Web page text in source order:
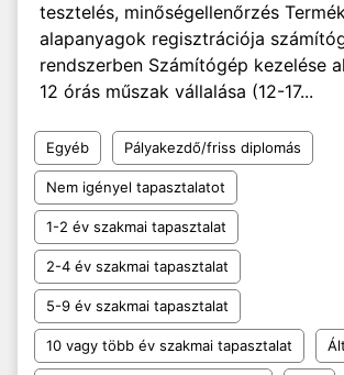
tesztelés, minőségellenőrzés
alapanyagok regisztrációja
rendszerben Számítógép kezelése
12 órás műszak vállalása (12-17...
Egyéb Pályakezdő/friss diplomás
Nem igényel tapasztalatot
1-2 év szakmai tapasztalat
2-4 év szakmai tapasztalat
5-9 év szakmai tapasztalat
10 vagy több év szakmai tapasztalat